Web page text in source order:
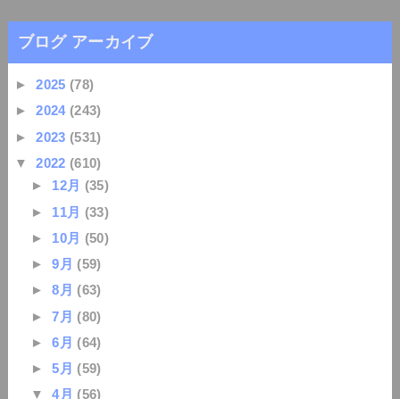
ブログ アーカイブ
►2025 (78)
►2024 (243)
►2023 (531)
▼2022 (610)
► 12月 (35)
► 11月 (33)
► 10月 (50)
►9月 (59)
►8月 (63)
►7月 (80)
►6月 (64)
►5月 (59)
▼4月 (56)